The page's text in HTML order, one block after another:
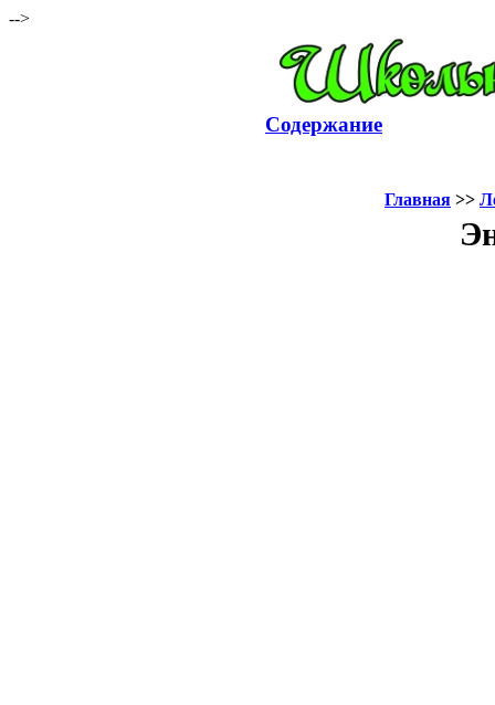
-->
Содержание
Главная >>